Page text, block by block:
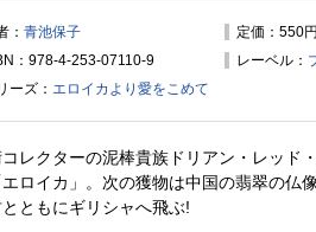
： 青池保子
定価：550
：978-4-253-07110-9
レーベル：
ーズ： エロイカより愛をこめて
レクターの泥棒貴族ドリアン・レッド
ロイカ」。次の獲物は中国の翡翠の仏
とともにギリシャへ飛ぶ!